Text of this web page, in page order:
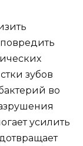
зубов
во
усилить